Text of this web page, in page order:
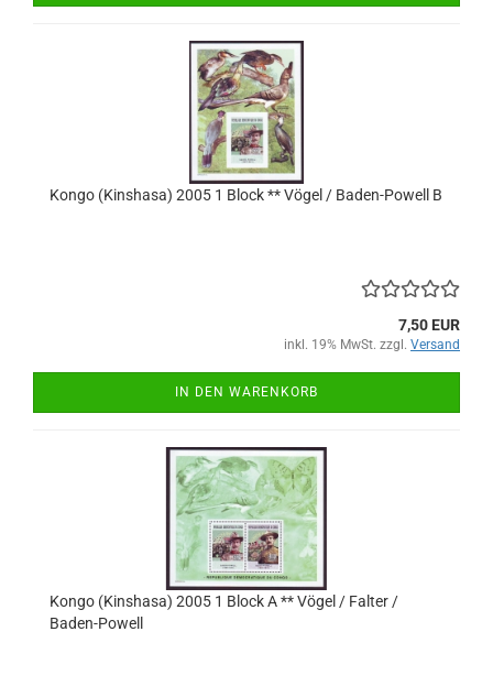
Kongo (Kinshasa) 2005 1 Block ** Vögel / Baden-Powell B
7,50 EUR
inkl. 19% MwSt. zzgl. Versand
IN DEN WARENKORB
Kongo (Kinshasa) 2005 1 Block A ** Vögel / Falter /
Baden-Powell